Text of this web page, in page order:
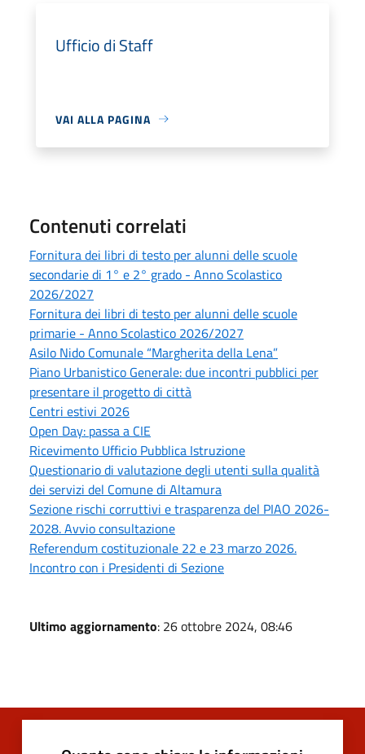
Ufficio di Staff
VAI ALLA PAGINA
Contenuti correlati
Fornitura dei libri di testo per alunni delle scuole
secondarie di 1° e 2° grado - Anno Scolastico
2026/2027
Fornitura dei libri di testo per alunni delle scuole
primarie - Anno Scolastico 2026/2027
Asilo Nido Comunale “Margherita della Lena”
Piano Urbanistico Generale: due incontri pubblici per
presentare il progetto di città
Centri estivi 2026
Open Day: passa a CIE
Ricevimento Ufficio Pubblica Istruzione
Questionario di valutazione degli utenti sulla qualità
dei servizi del Comune di Altamura
Sezione rischi corruttivi e trasparenza del PIAO 2026-
2028. Avvio consultazione
Referendum costituzionale 22 e 23 marzo 2026.
Incontro con i Presidenti di Sezione
Ultimo aggiornamento: 26 ottobre 2024, 08:46